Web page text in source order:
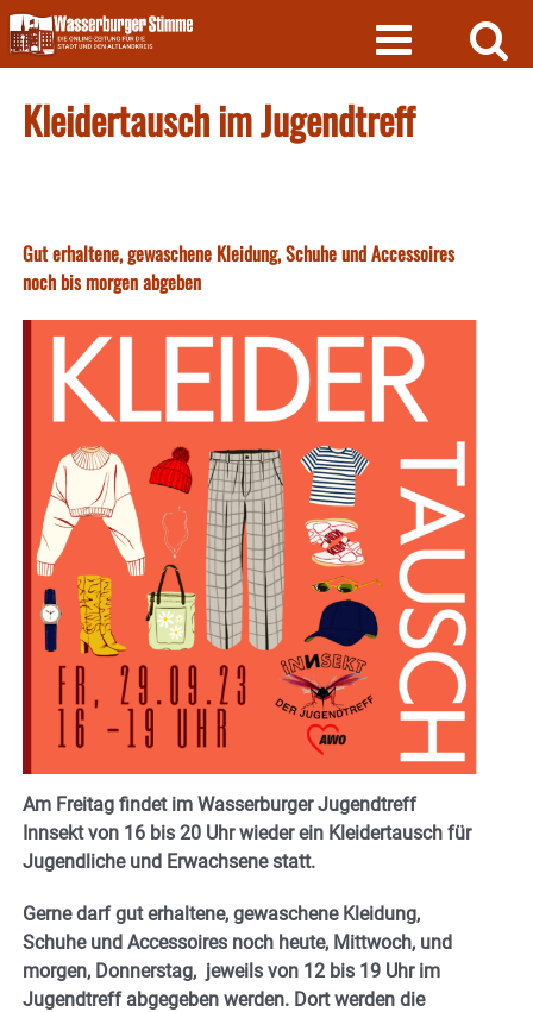
Skip
to
content
Kleidertausch im Jugendtreff
Gut erhaltene, gewaschene Kleidung, Schuhe und Accessoires
noch bis morgen abgeben
Am Freitag findet im Wasserburger Jugendtreff
Innsekt von 16 bis 20 Uhr wieder ein Kleidertausch für
Jugendliche und Erwachsene statt.
Gerne darf gut erhaltene, gewaschene Kleidung,
Schuhe und Accessoires noch heute, Mittwoch, und
morgen, Donnerstag, jeweils von 12 bis 19 Uhr im
Jugendtreff abgegeben werden. Dort werden die